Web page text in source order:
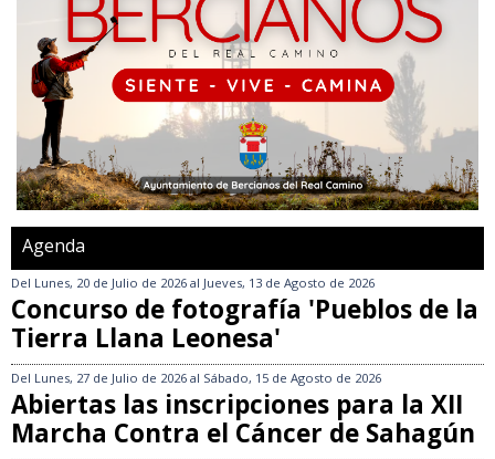
Agenda
Del Lunes, 20 de Julio de 2026 al Jueves, 13 de Agosto de 2026
Concurso de fotografía 'Pueblos de la
Tierra Llana Leonesa'
Del Lunes, 27 de Julio de 2026 al Sábado, 15 de Agosto de 2026
Abiertas las inscripciones para la XII
Marcha Contra el Cáncer de Sahagún